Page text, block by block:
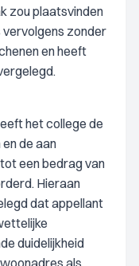
zou plaatsvinden
zonder
en heeft
het college de
de aan
een bedrag van
Hieraan
dat appellant
duidelijkheid
als